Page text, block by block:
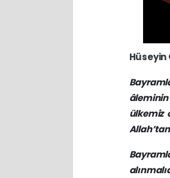
Hüseyin
ülkemiz